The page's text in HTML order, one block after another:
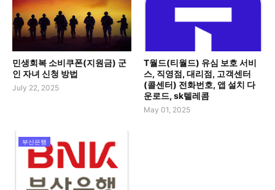
민생회복 소비쿠폰(지원금) 군
인 자녀 신청 방법
July 22, 2025
T월드(티월드) 유심 보호 서비
스, 직영점, 대리점, 고객센터
(콜센터) 전화번호, 앱 설치 다
운로드, sk텔레콤
May 01, 2025
부산은행